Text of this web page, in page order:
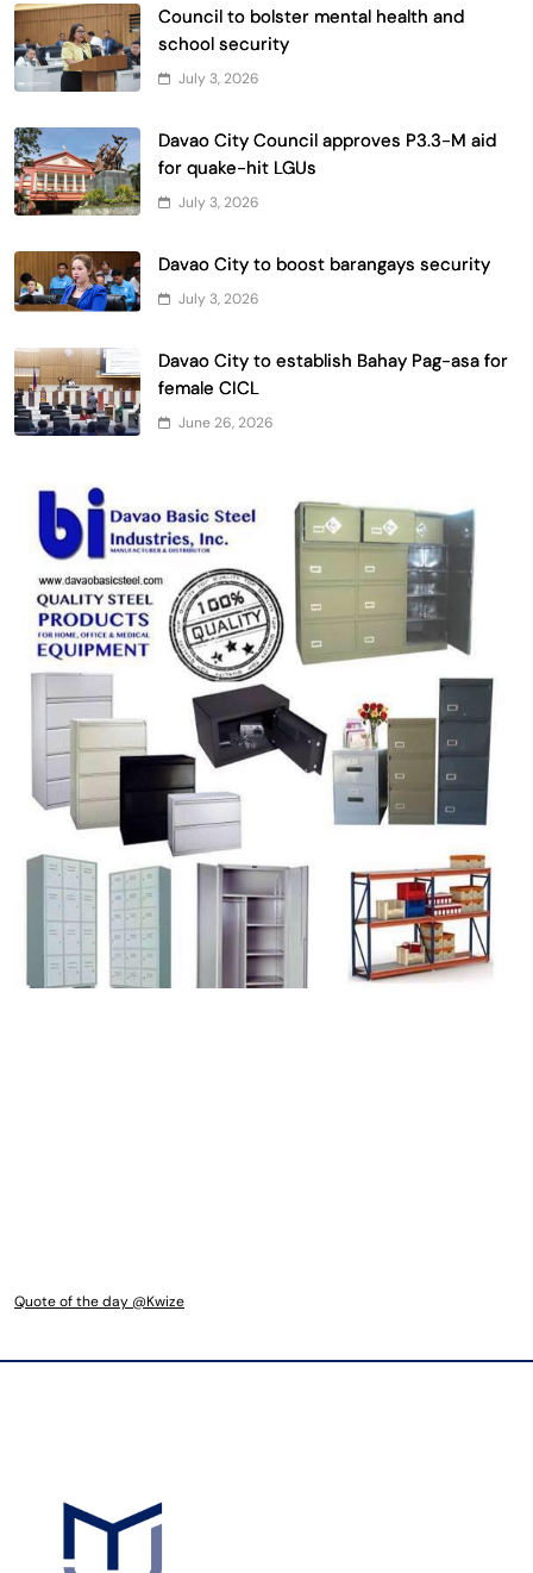
Council to bolster mental health and
school security
July 3, 2026
Davao City Council approves P3.3-M aid
for quake-hit LGUs
July 3, 2026
Davao City to boost barangays security
July 3, 2026
Davao City to establish Bahay Pag-asa for
female CICL
June 26, 2026
Quote of the day @Kwize